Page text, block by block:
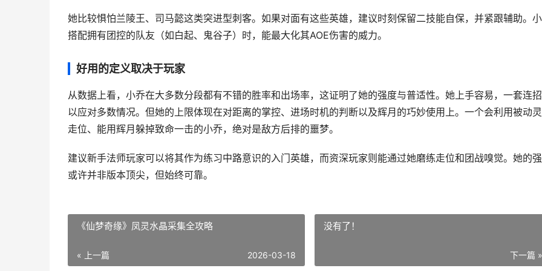
她比较惧怕兰陵王、司马懿这类突进型刺客。如果对面有这些英雄，建议时刻保留二技能自保，并紧跟辅助。
搭配拥有团控的队友（如白起、鬼谷子）时，能最大化其AOE伤害的威力。
好用的定义取决于玩家
从数据上看，小乔在大多数分段都有不错的胜率和出场率，这证明了她的强度与普适性。她上手容易，一套连
以应对多数情况。但她的上限体现在对距离的掌控、进场时机的判断以及辉月的巧妙使用上。一个会利用被动
走位、能用辉月躲掉致命一击的小乔，绝对是敌方后排的噩梦。
建议新手法师玩家可以将其作为练习中路意识的入门英雄，而资深玩家则能通过她磨练走位和团战嗅觉。她的
或许并非版本顶尖，但始终可靠。
《仙梦奇缘》凤灵水晶采集全攻略
« 上一篇 2026-03-18
没有了！
下一篇 »